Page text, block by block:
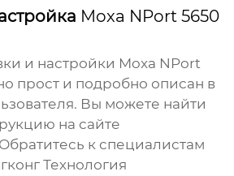
Moxa NPort 5650
и настройки Moxa NPort
прост и подробно описан в
Вы можете найти
на сайте
к специалистам
Технология